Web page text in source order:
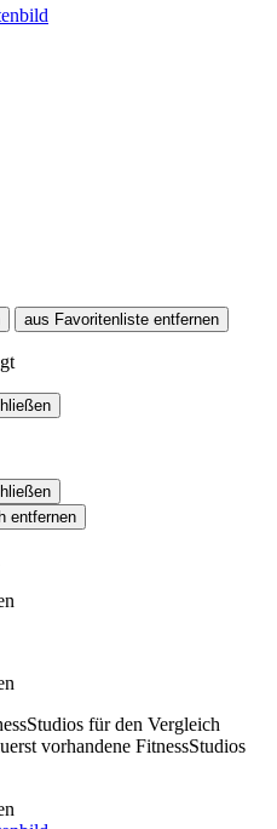
aus Favoritenliste entfernen
entfernen
für den Vergleich
vorhandene FitnessStudios